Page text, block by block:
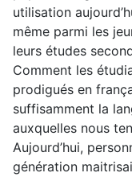
utilisation
même parmi les
leurs études
Comment les
prodigués en
suffisamment la
auxquelles nous
Aujourd’hui,
génération